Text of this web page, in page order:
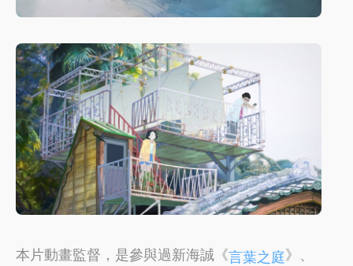
本片動畫監督，是參與過新海誠《言葉之庭》、